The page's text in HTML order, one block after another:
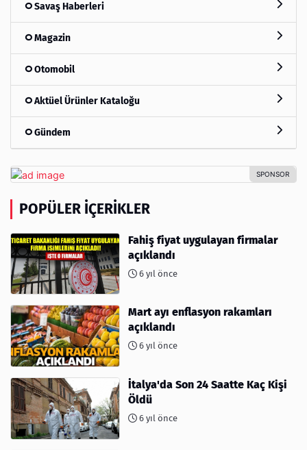
Savaş Haberleri
Magazin
Otomobil
Aktüel Ürünler Kataloğu
Gündem
POPÜLER İÇERIKLER
Fahiş fiyat uygulayan firmalar
açıklandı
6 yıl önce
Mart ayı enflasyon rakamları
açıklandı
6 yıl önce
İtalya'da Son 24 Saatte Kaç Kişi
Öldü
6 yıl önce